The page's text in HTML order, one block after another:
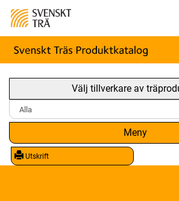
Välj tillverkare av
Meny
Utskrift